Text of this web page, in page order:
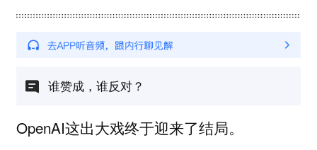
谁赞成，谁反对？
OpenAI这出大戏终于迎来了结局。